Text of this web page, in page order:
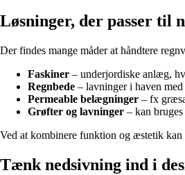
Løsninger, der passer til
Der findes mange måder at håndtere
Faskiner – underjordiske anlæg,
Regnbede – lavninger i haven
Permeable belægninger – fx
Grøfter og lavninger – kan
Ved at kombinere funktion og æstetik kan
Tænk nedsivning ind i